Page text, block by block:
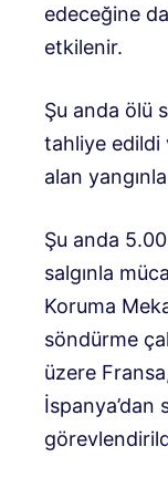
edeceğine
etkilenir.
Şu anda ölü
tahliye edildi
alan
Şu anda
salgınla
Koruma
söndürme
üzere
İspanya’dan